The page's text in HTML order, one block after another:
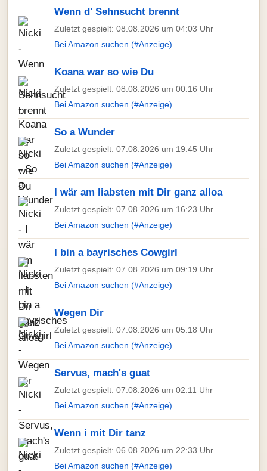
Wenn d' Sehnsucht brennt
Zuletzt gespielt: 08.08.2026 um 04:03 Uhr
Bei Amazon suchen (#Anzeige)
Koana war so wie Du
Zuletzt gespielt: 08.08.2026 um 00:16 Uhr
Bei Amazon suchen (#Anzeige)
So a Wunder
Zuletzt gespielt: 07.08.2026 um 19:45 Uhr
Bei Amazon suchen (#Anzeige)
I wär am liabsten mit Dir ganz alloa
Zuletzt gespielt: 07.08.2026 um 16:23 Uhr
Bei Amazon suchen (#Anzeige)
I bin a bayrisches Cowgirl
Zuletzt gespielt: 07.08.2026 um 09:19 Uhr
Bei Amazon suchen (#Anzeige)
Wegen Dir
Zuletzt gespielt: 07.08.2026 um 05:18 Uhr
Bei Amazon suchen (#Anzeige)
Servus, mach's guat
Zuletzt gespielt: 07.08.2026 um 02:11 Uhr
Bei Amazon suchen (#Anzeige)
Wenn i mit Dir tanz
Zuletzt gespielt: 06.08.2026 um 22:33 Uhr
Bei Amazon suchen (#Anzeige)